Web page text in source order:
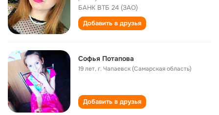
БАНК ВТБ 24 (ЗАО)
Добавить в друзья
Софья Потапова
19 лет,г. Чапаевск (Самарская область)
Добавить в друзья